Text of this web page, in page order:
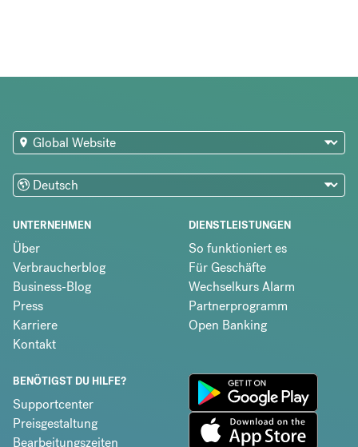
UNTERNEHMEN
Über
Verbraucherblog
Business-Blog
Press
Karriere
Kontakt
DIENSTLEISTUNGEN
So funktioniert es
Für Geschäfte
Wechselkurs Alarm
Partnerprogramm
Open Banking
BENÖTIGST DU HILFE?
Supportcenter
Preisgestaltung
Bearbeitungszeiten